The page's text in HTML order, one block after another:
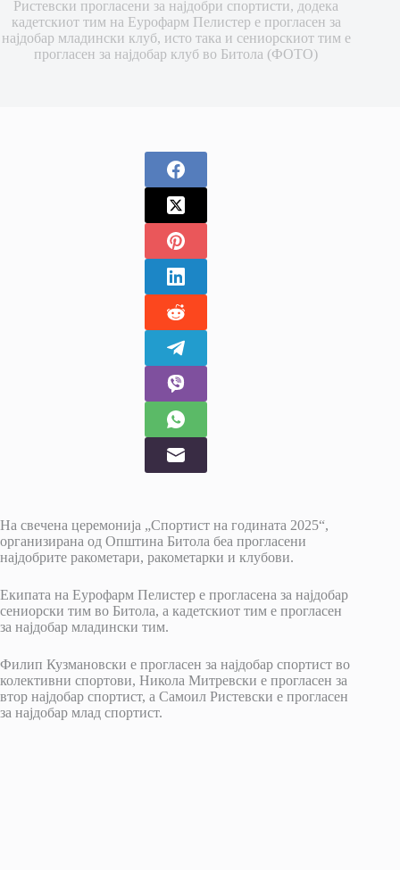
Ристевски прогласени за најдобри спортисти, додека
кадетскиот тим на Еурофарм Пелистер е прогласен за
најдобар младински клуб, исто така и сениорскиот тим е
прогласен за најдобар клуб во Битола (ФОТО)
На свечена церемонија „Спортист на годината 2025“,
организирана од Општина Битола беа прогласени
најдобрите ракометари, ракометарки и клубови.
Екипата на Еурофарм Пелистер е прогласена за најдобар
сениорски тим во Битола, а кадетскиот тим е прогласен
за најдобар младински тим.
Филип Кузмановски е прогласен за најдобар спортист во
колективни спортови, Никола Митревски е прогласен за
втор најдобар спортист, а Самоил Ристевски е прогласен
за најдобар млад спортист.